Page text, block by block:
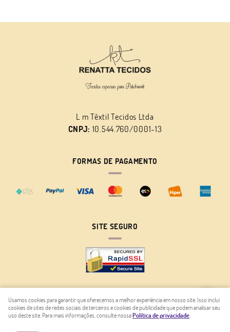
L m Têxtil Tecidos Ltda
CNPJ: 10.544.760/0001-13
FORMAS DE PAGAMENTO
SITE SEGURO
LOJA VIRTUAL CRIADA POR
Usamos cookies para garantir que oferecemos a melhor experiência em nosso site. Isso inclui
cookies de sites de redes sociais de terceiros e cookies de publicidade que podem analisar seu
uso deste site. Para mais informações, consulte nossaPolítica de privacidade.